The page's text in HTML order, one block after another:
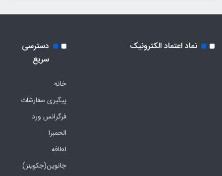
نماد اعتماد الکترونیک
دسترسی
سریع
خانه
پیگیری سفارشات
فرگرانس ورد
الحمبرا
لطافه
جانوین(جکوینز)